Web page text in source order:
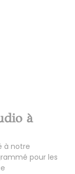
à
à notre
pour les